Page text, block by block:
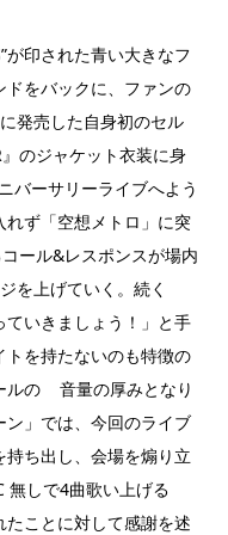
が印された青い大きなフ
をバックに、ファンの
発売した自身初のセル
のジャケット衣装に身
バーサリーライブへよう
ず「空想メトロ」に突
ール&レスポンスが場内
を上げていく。続く
ていきましょう！」と手
を持たないのも特徴の
ルの 音量の厚みとなり
」では、今回のライブ
ち出し、会場を煽り立
無しで4曲歌い上げる
ことに対して感謝を述